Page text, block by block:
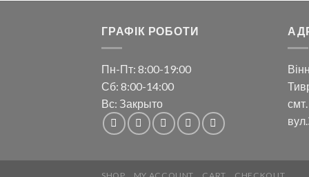
ГРАФІК РОБОТИ
Пн-Пт: 8:00-19:00
Сб: 8:00-14:00
Вс: Закрыто
смт.